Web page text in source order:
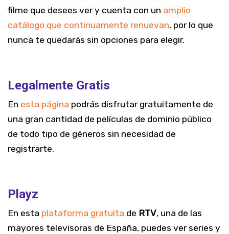
filme que desees ver y cuenta con un amplio
catálogo que continuamente renuevan, por lo que
nunca te quedarás sin opciones para elegir.
Legalmente Gratis
En esta página podrás disfrutar gratuitamente de
una gran cantidad de películas de dominio público
de todo tipo de géneros sin necesidad de
registrarte.
Playz
En esta plataforma gratuita de RTV, una de las
mayores televisoras de España, puedes ver series y